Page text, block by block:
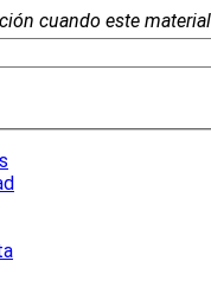
cuando este